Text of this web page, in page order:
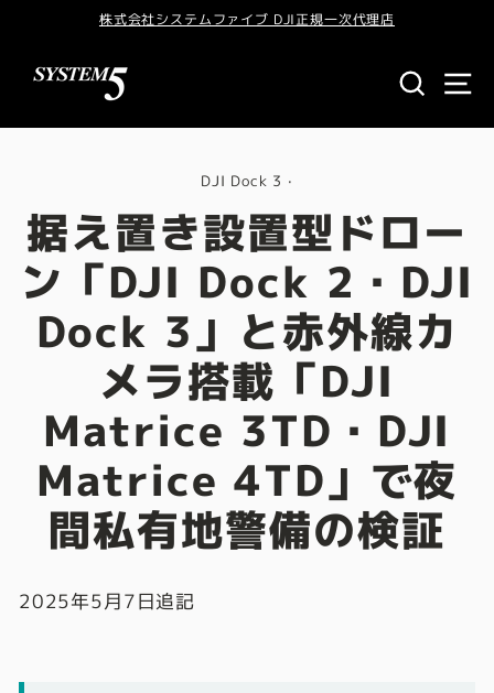
株式会社システムファイブ DJI正規一次代理店
商品検
DJI Dock 3 ·
据え置き設置型ドロー
ン「DJI Dock 2・DJI
Dock 3」と赤外線カ
メラ搭載「DJI
Matrice 3TD・DJI
Matrice 4TD」で夜
間私有地警備の検証
2025年5月7日追記